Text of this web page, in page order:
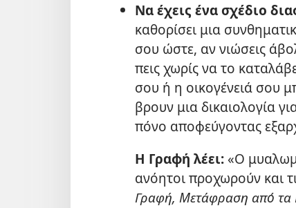
Να έχεις ένα σχέδιο
καθορίσει μια
σου ώστε, αν νιώσεις
πεις χωρίς να το
σου ή η οικογένειά σου
βρουν μια δικαιολογία
πόνο αποφεύγοντας
Η Γραφή λέει:«Ο
ανόητοι προχωρούν και
Γραφή, Μετάφραση από τα